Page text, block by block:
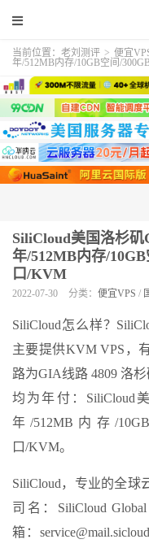
当前位置： 老刘测评 > 便宜
年/512MB内存/10GB空间/
SiliCloud美国洛杉矶
年/512MB内存/
口/KVM
2022-07-30 分类： 便宜VPS /
SiliCloud怎么样？
主要提供KVM VPS，
路为GIA线路 4809 洛
均为年付：SiliCloud
年/512MB内存/
口/KVM。
SiliCloud，专业的全球
司名：SiliCloud
箱：